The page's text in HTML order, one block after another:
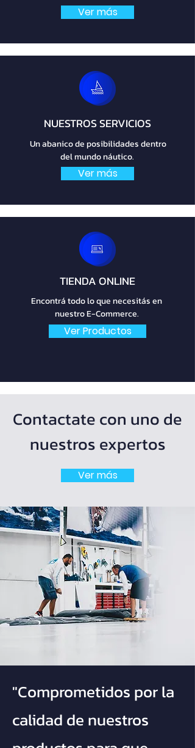
Ver más
NUESTROS SERVICIOS
Un abanico de posibilidades dentro
del mundo náutico.
Ver más
TIENDA ONLINE
Encontrá todo lo que necesitás en
nuestro E-Commerce.
Ver Productos
Contactate con uno de
nuestros expertos
Ver más
"Comprometidos por la
calidad de nuestros